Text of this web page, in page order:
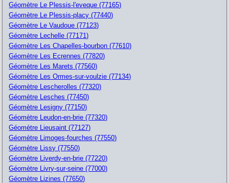
Géomètre Le Plessis-l'eveque (77165)
Géomètre Le Plessis-placy (77440)
Géomètre Le Vaudoue (77123)
Géomètre Lechelle (77171)
Géomètre Les Chapelles-bourbon (77610)
Géomètre Les Ecrennes (77820)
Géomètre Les Marets (77560)
Géomètre Les Ormes-sur-voulzie (77134)
Géomètre Lescherolles (77320)
Géomètre Lesches (77450)
Géomètre Lesigny (77150)
Géomètre Leudon-en-brie (77320)
Géomètre Lieusaint (77127)
Géomètre Limoges-fourches (77550)
Géomètre Lissy (77550)
Géomètre Liverdy-en-brie (77220)
Géomètre Livry-sur-seine (77000)
Géomètre Lizines (77650)